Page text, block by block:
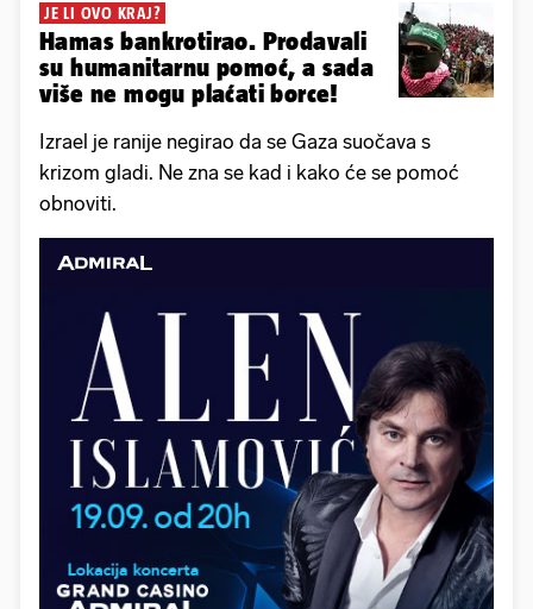
JE LI OVO KRAJ?
Hamas bankrotirao. Prodavali
su humanitarnu pomoć, a sada
više ne mogu plaćati borce!
Izrael je ranije negirao da se Gaza suočava s
krizom gladi. Ne zna se kad i kako će se pomoć
obnoviti.